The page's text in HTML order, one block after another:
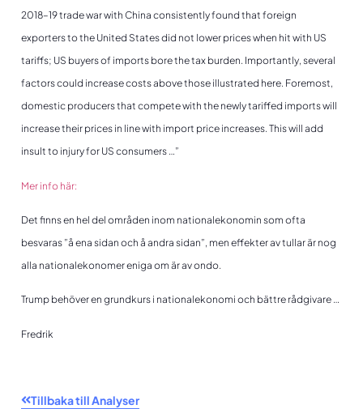
2018–19 trade war with China consistently found that foreign
exporters to the United States did not lower prices when hit with US
tariffs; US buyers of imports bore the tax burden. Importantly, several
factors could increase costs above those illustrated here. Foremost,
domestic producers that compete with the newly tariffed imports will
increase their prices in line with import price increases. This will add
insult to injury for US consumers …”
Mer info här:
Det finns en hel del områden inom nationalekonomin som ofta
besvaras ”å ena sidan och å andra sidan”, men effekter av tullar är nog
alla nationalekonomer eniga om är av ondo.
Trump behöver en grundkurs i nationalekonomi och bättre rådgivare …
Fredrik
Tillbaka till Analyser